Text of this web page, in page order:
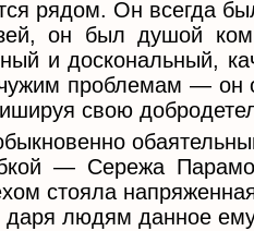
рядом. Он всегда
он был душой
и доскональный,
проблемам — он
свою
— Сережа
стояла
даря людям данное